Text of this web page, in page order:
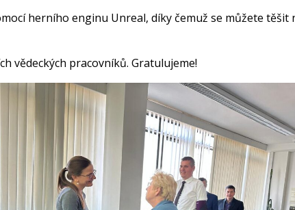
herního enginu Unreal, díky čemuž se můžete těšit
vědeckých pracovníků. Gratulujeme!